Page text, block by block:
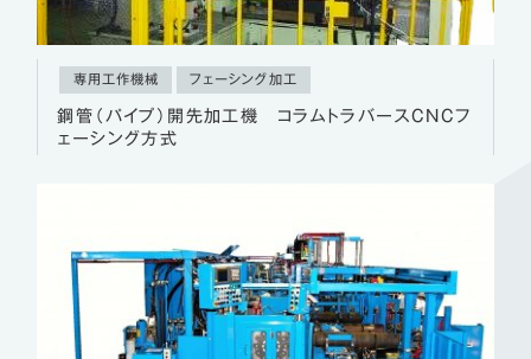
専用工作機械 フェーシング加工
鋼管（パイプ）開先加工機 コラムトラバースCNCフ
ェーシング方式